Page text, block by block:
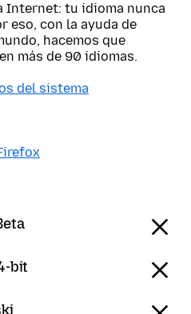
Internet: tu idioma nunca
eso, con la ayuda de
hacemos que
más de 90 idiomas.
del sistema
bit